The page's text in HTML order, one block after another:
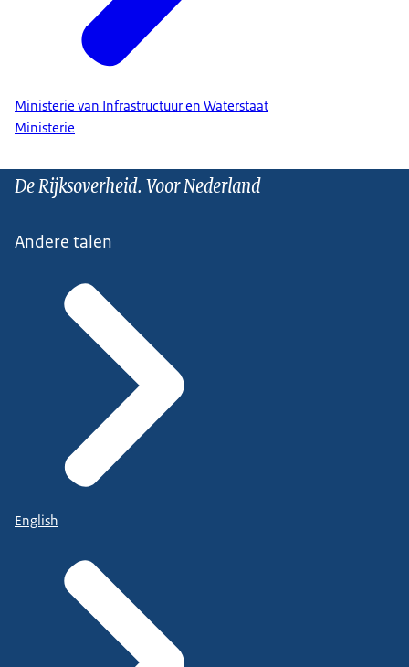
Ministerie van Infrastructuur en Waterstaat
Ministerie
De Rijksoverheid. Voor Nederland
Andere talen
English